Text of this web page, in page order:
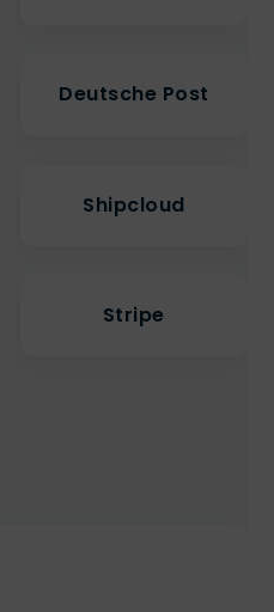
Deutsche Post
Shipcloud
Stripe